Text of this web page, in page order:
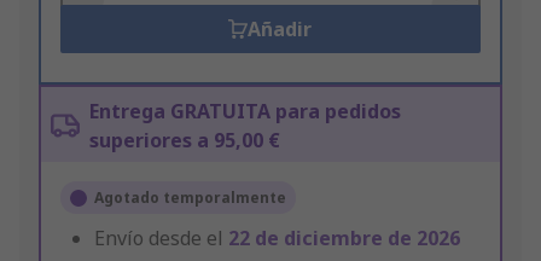
Añadir
Entrega GRATUITA para pedidos
superiores a 95,00 €
Agotado temporalmente
Envío desde el 22 de diciembre de 2026